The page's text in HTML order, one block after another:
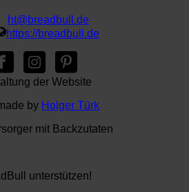
ht@breadbull.de
https://breadbull.de
der Website
by Holger Türk
mit Backzutaten
unterstützen!